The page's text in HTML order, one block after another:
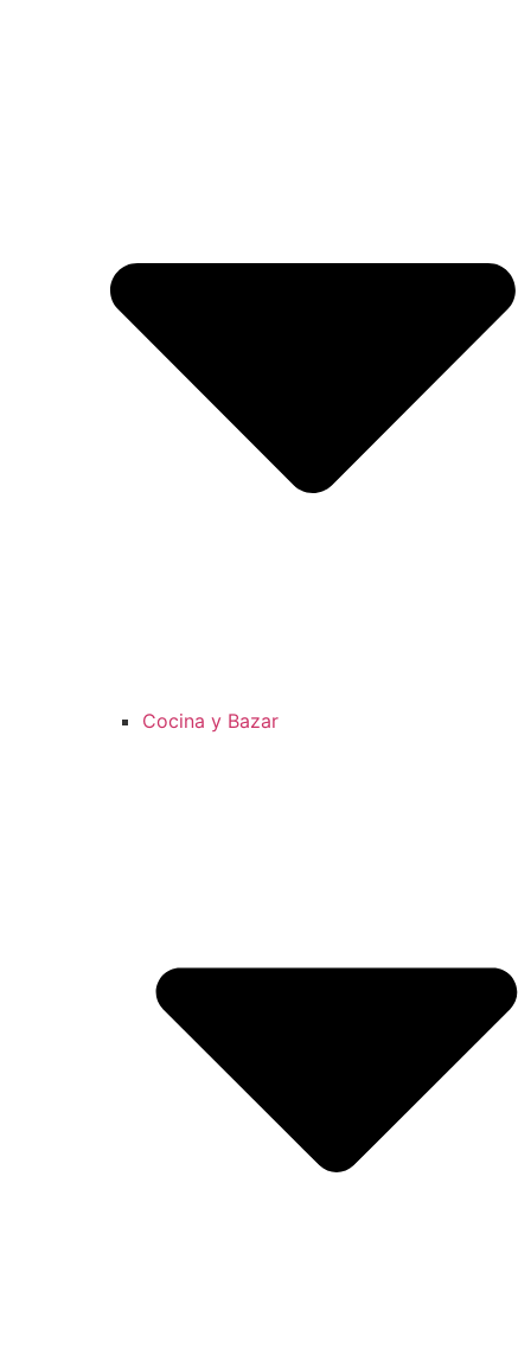
Cocina y Bazar